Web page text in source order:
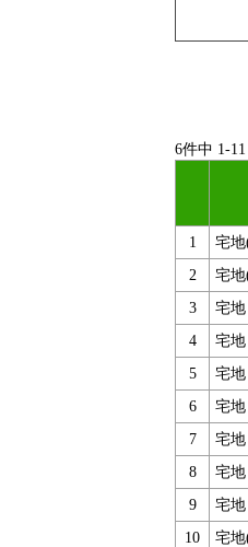
6件中 1-11
1
宅
2
宅
3
宅地
4
宅地
5
宅地
6
宅地
7
宅地
8
宅地
9
宅地
10
宅